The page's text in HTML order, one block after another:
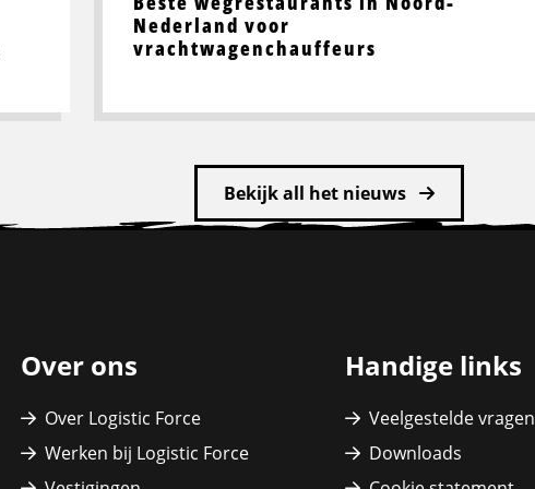
Nederland voor
vrachtwagenchauffeurs
Bekijk all het nieuws
Over ons
Over Logistic Force
Werken bij Logistic Force
Handige links
Veelgestelde vragen
Downloads